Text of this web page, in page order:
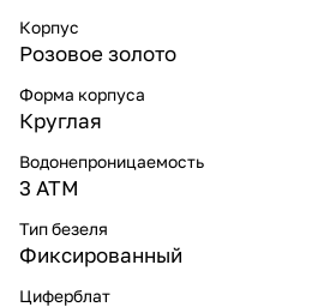
Корпус
Розовое золото
Форма корпуса
Круглая
Водонепроницаемость
3 ATM
Тип безеля
Фиксированный
Циферблат